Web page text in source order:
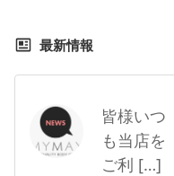
最新情報
皆様いつ
も当店を
ご利 […]